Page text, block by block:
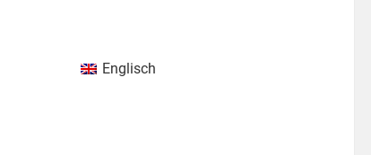
Englisch